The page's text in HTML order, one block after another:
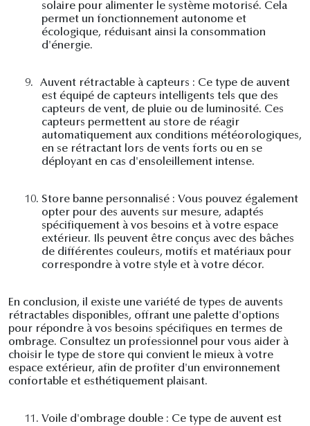
solaire pour alimenter le système motorisé. Cela
permet un fonctionnement autonome et
écologique, réduisant ainsi la consommation
d'énergie.
9.
Auvent rétractable à capteurs : Ce type de auvent
est équipé de capteurs intelligents tels que des
capteurs de vent, de pluie ou de luminosité. Ces
capteurs permettent au store de réagir
automatiquement aux conditions météorologiques,
en se rétractant lors de vents forts ou en se
déployant en cas d'ensoleillement intense.
10. Store banne personnalisé : Vous pouvez également
opter pour des auvents sur mesure, adaptés
spécifiquement à vos besoins et à votre espace
extérieur. Ils peuvent être conçus avec des bâches
de différentes couleurs, motifs et matériaux pour
correspondre à votre style et à votre décor.
En conclusion, il existe une variété de types de auvents
rétractables disponibles, offrant une palette d'options
pour répondre à vos besoins spécifiques en termes de
ombrage. Consultez un professionnel pour vous aider à
choisir le type de store qui convient le mieux à votre
espace extérieur, afin de profiter d'un environnement
confortable et esthétiquement plaisant.
11. Voile d'ombrage double : Ce type de auvent est